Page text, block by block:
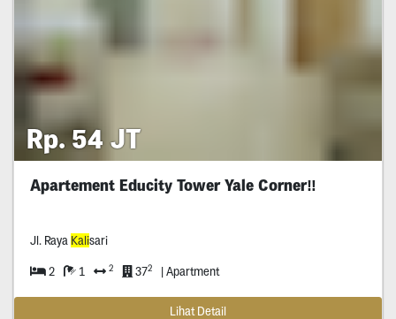
Rp. 54 JT
Apartement Educity Tower Yale Corner‼️
Jl. Raya Kalisari
2 1 2 372 | Apartment
Lihat Detail